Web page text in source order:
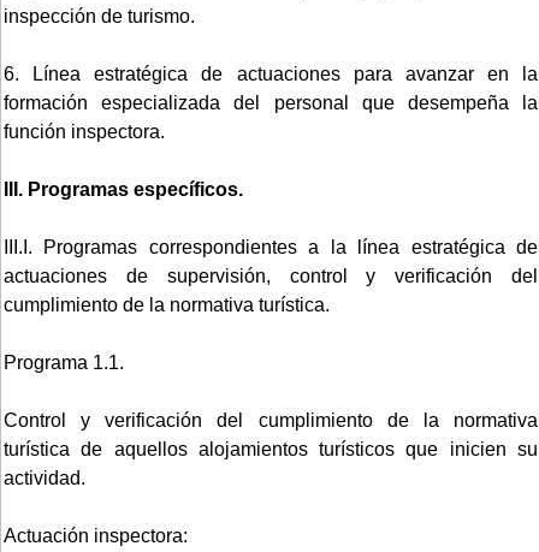
inspección de turismo.
6. Línea estratégica de actuaciones para avanzar en la
formación especializada del personal que desempeña la
función inspectora.
III. Programas específicos.
III.I. Programas correspondientes a la línea estratégica de
actuaciones de supervisión, control y verificación del
cumplimiento de la normativa turística.
Programa 1.1.
Control y verificación del cumplimiento de la normativa
turística de aquellos alojamientos turísticos que inicien su
actividad.
Actuación inspectora: